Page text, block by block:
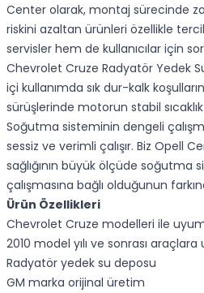
Center olarak, montaj sürecinde
riskini azaltan ürünleri özellikle
servisler hem de kullanıcılar için
Chevrolet Cruze Radyatör Yedek
içi kullanımda sık dur-kalk
sürüşlerinde motorun stabil
Soğutma sisteminin dengeli
sessiz ve verimli çalışır. Biz Opell
sağlığının büyük ölçüde soğutma
çalışmasına bağlı olduğunun
Ürün Özellikleri
Chevrolet Cruze modelleri ile
2010 model yılı ve sonrası
Radyatör yedek su deposu
GM marka orijinal üretim